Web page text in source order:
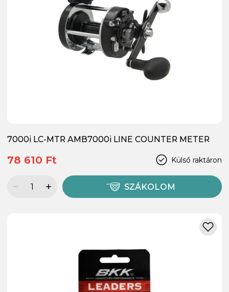
7000i LC-MTR AMB7000i LINE COUNTER METER
Külső raktáron
78 610 Ft
SZÁKOLOM